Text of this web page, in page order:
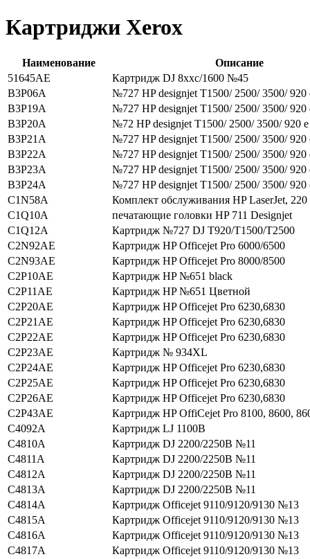
Картриджи Xerox
Наименование
Описание
51645AE
Картридж DJ 8xxc/1600 №45
B3P06A
№727 HP designjet T1500/ 2500/ 3500/ 920
B3P19A
№727 HP designjet T1500/ 2500/ 3500/ 920
B3P20A
№72 HP designjet T1500/ 2500/ 3500/ 920
B3P21A
№727 HP designjet T1500/ 2500/ 3500/ 920
B3P22A
№727 HP designjet T1500/ 2500/ 3500/ 920
B3P23A
№727 HP designjet T1500/ 2500/ 3500/ 920
B3P24A
№727 HP designjet T1500/ 2500/ 3500/ 920
C1N58A
Комплект обслуживания HP LaserJet,
C1Q10A
печатающие головки HP 711 Designjet
C1Q12A
Картридж №727 DJ T920/T1500/T2500
C2N92AE
Картридж HP Officejet Pro 6000/6500
C2N93AE
Картридж HP Officejet Pro 8000/8500
C2P10AE
Картридж HP №651 black
C2P11AE
Картридж HP №651 Цветной
C2P20AE
Картридж HP Officejet Pro 6230,6830
C2P21AE
Картридж HP Officejet Pro 6230,6830
C2P22AE
Картридж HP Officejet Pro 6230,6830
C2P23AE
Картридж № 934XL
C2P24AE
Картридж HP Officejet Pro 6230,6830
C2P25AE
Картридж HP Officejet Pro 6230,6830
C2P26AE
Картридж HP Officejet Pro 6230,6830
C2P43AE
Картридж HP OffiCejet Pro 8100, 8600,
C4092A
Картридж LJ 1100В
C4810A
Картридж DJ 2200/2250В №11
C4811A
Картридж DJ 2200/2250В №11
C4812A
Картридж DJ 2200/2250В №11
C4813A
Картридж DJ 2200/2250В №11
C4814A
Картридж Officejet 9110/9120/9130 №13
C4815A
Картридж Officejet 9110/9120/9130 №13
C4816A
Картридж Officejet 9110/9120/9130 №13
C4817A
Картридж Officejet 9110/9120/9130 №13